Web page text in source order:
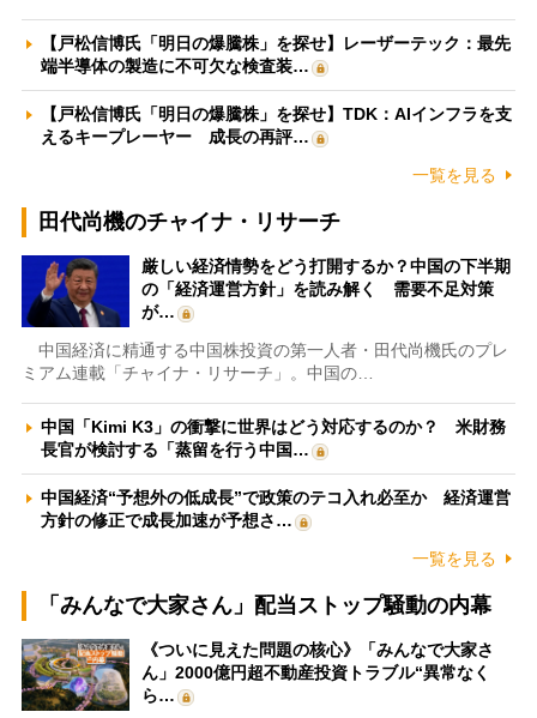
【戸松信博氏「明日の爆騰株」を探せ】レーザーテック：最先
端半導体の製造に不可欠な検査装…
【戸松信博氏「明日の爆騰株」を探せ】TDK：AIインフラを支
えるキープレーヤー 成長の再評…
一覧を見る
田代尚機のチャイナ・リサーチ
厳しい経済情勢をどう打開するか？中国の下半期
の「経済運営方針」を読み解く 需要不足対策
が…
中国経済に精通する中国株投資の第一人者・田代尚機氏のプレ
ミアム連載「チャイナ・リサーチ」。中国の…
中国「Kimi K3」の衝撃に世界はどう対応するのか？ 米財務
長官が検討する「蒸留を行う中国…
中国経済“予想外の低成長”で政策のテコ入れ必至か 経済運営
方針の修正で成長加速が予想さ…
一覧を見る
「みんなで大家さん」配当ストップ騒動の内幕
《ついに見えた問題の核心》「みんなで大家さ
ん」2000億円超不動産投資トラブル“異常なく
ら…